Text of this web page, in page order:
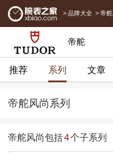
> 品牌大全 > 帝舵
帝舵
推荐 系列 文章
帝舵风尚系列
帝舵风尚包括4个子系列